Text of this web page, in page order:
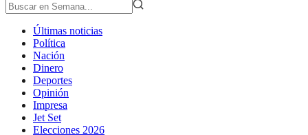
Últimas noticias
Política
Nación
Dinero
Deportes
Opinión
Impresa
Jet Set
Elecciones 2026